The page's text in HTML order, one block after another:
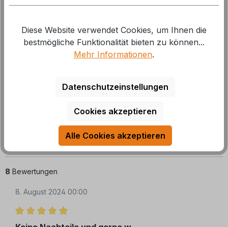
Akzeptierbar (0) 0%
Unbefriedigend (0)
Bewertungen nur in der aktuellen Sprache
8 Bewertungen
8. August 2024 00:00
Bewertung mit 5 von 5 Sternen
Diese Website verwendet Cookies, um Ihnen die
bestmögliche Funktionalität bieten zu können...
Mehr Informationen.
Datenschutzeinstellungen
Cookies akzeptieren
Alle Cookies akzeptieren